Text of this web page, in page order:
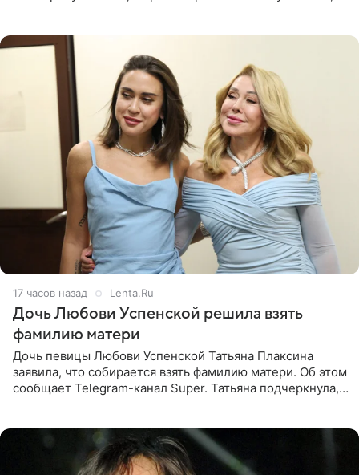
17 часов назад Lenta.Ru
Дочь Любови Успенской решила взять
фамилию матери
Дочь певицы Любови Успенской Татьяна Плаксина
заявила, что собирается взять фамилию матери. Об этом
сообщает Telegram-канал Super. Татьяна подчеркнула,